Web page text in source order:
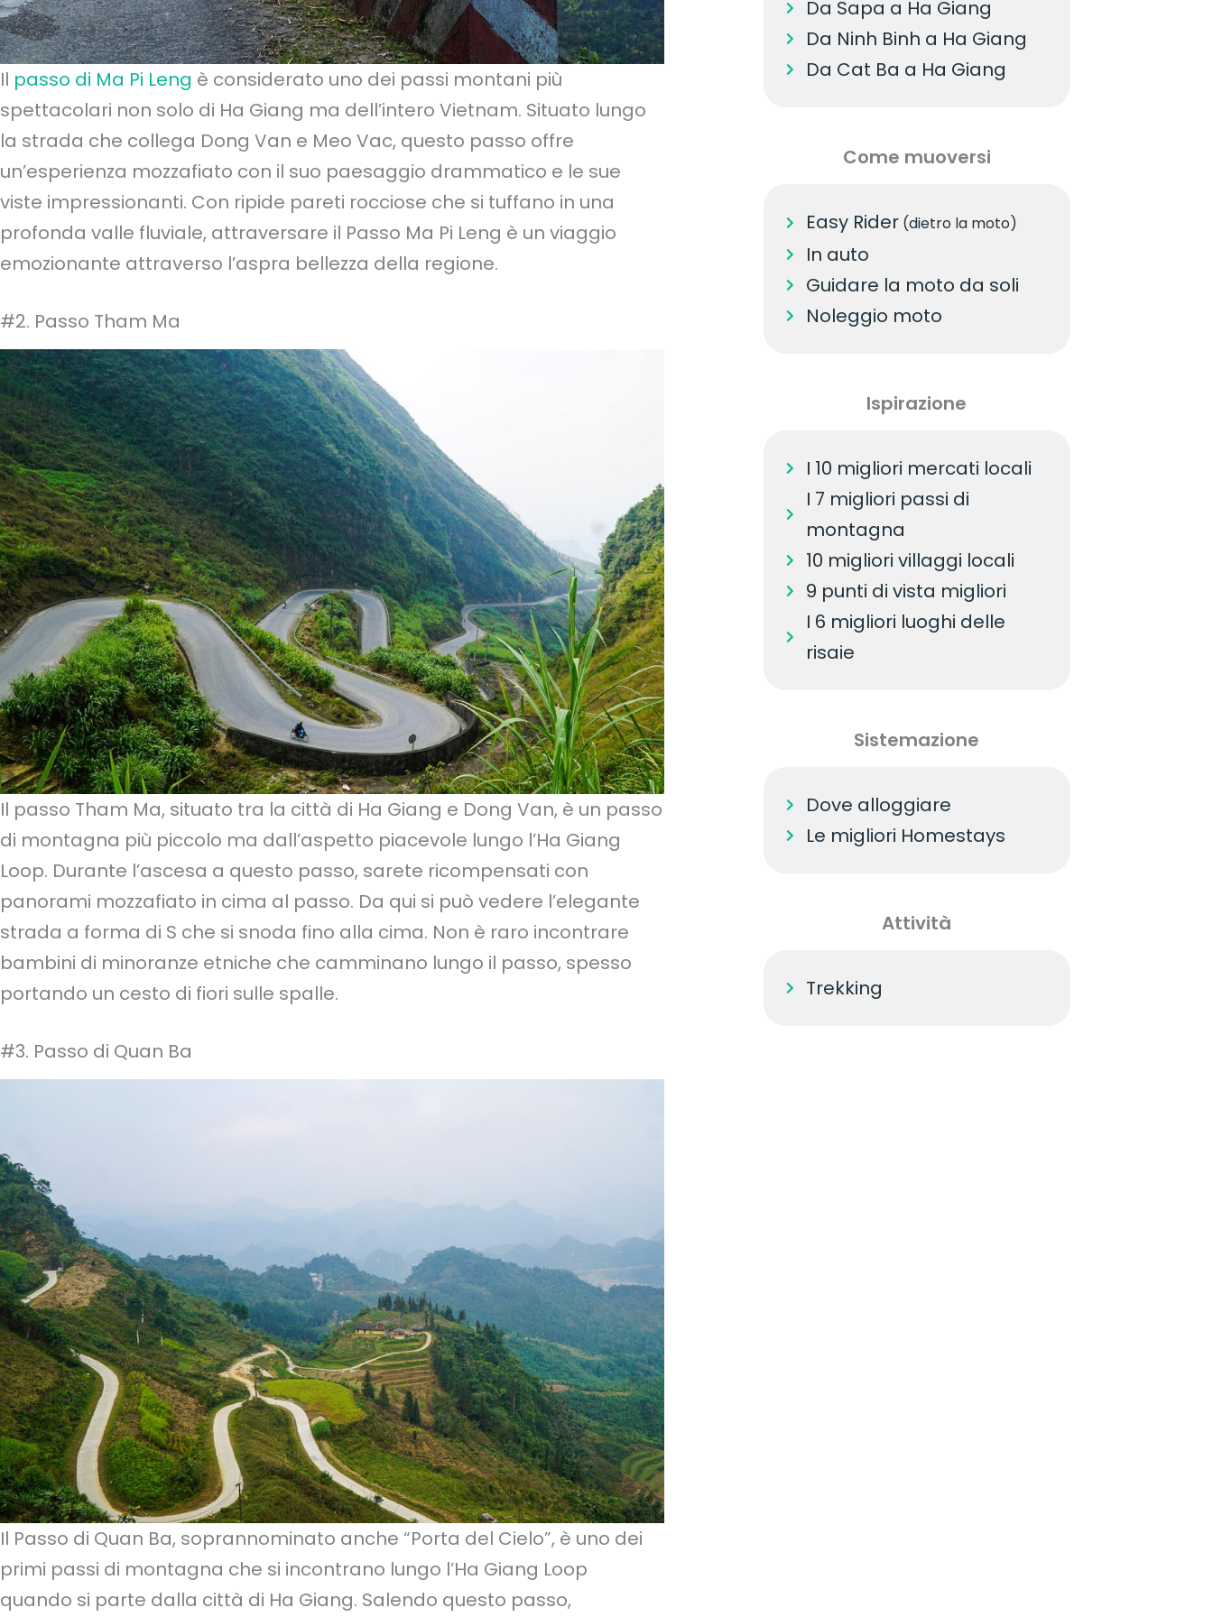
Il passo di Ma Pi Leng è considerato uno dei passi montani più
spettacolari non solo di Ha Giang ma dell’intero Vietnam. Situato lungo
la strada che collega Dong Van e Meo Vac, questo passo offre
un’esperienza mozzafiato con il suo paesaggio drammatico e le sue
viste impressionanti. Con ripide pareti rocciose che si tuffano in una
profonda valle fluviale, attraversare il Passo Ma Pi Leng è un viaggio
emozionante attraverso l’aspra bellezza della regione.
#2. Passo Tham Ma
Il passo Tham Ma, situato tra la città di Ha Giang e Dong Van, è un passo
di montagna più piccolo ma dall’aspetto piacevole lungo l’Ha Giang
Loop. Durante l’ascesa a questo passo, sarete ricompensati con
panorami mozzafiato in cima al passo. Da qui si può vedere l’elegante
strada a forma di S che si snoda fino alla cima. Non è raro incontrare
bambini di minoranze etniche che camminano lungo il passo, spesso
portando un cesto di fiori sulle spalle.
#3. Passo di Quan Ba
Il Passo di Quan Ba, soprannominato anche “Porta del Cielo”, è uno dei
primi passi di montagna che si incontrano lungo l’Ha Giang Loop
quando si parte dalla città di Ha Giang. Salendo questo passo,
Da Sapa a Ha Giang
Da Ninh Binh a Ha Giang
Da Cat Ba a Ha Giang
Come muoversi
Easy Rider (dietro la moto)
In auto
Guidare la moto da soli
Noleggio moto
Ispirazione
I 10 migliori mercati locali
I 7 migliori passi di
montagna
10 migliori villaggi locali
9 punti di vista migliori
I 6 migliori luoghi delle
risaie
Sistemazione
Dove alloggiare
Le migliori Homestays
Attività
Trekking